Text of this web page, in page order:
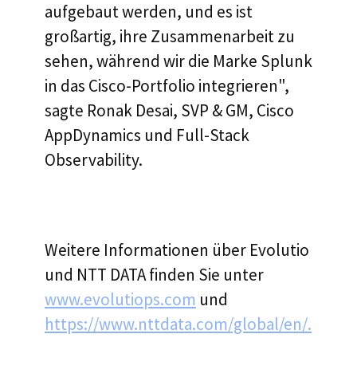
aufgebaut werden, und es ist
großartig, ihre Zusammenarbeit zu
sehen, während wir die Marke Splunk
in das Cisco-Portfolio integrieren",
sagte Ronak Desai, SVP & GM, Cisco
AppDynamics und Full-Stack
Observability.
Weitere Informationen über Evolutio
und NTT DATA finden Sie unter
www.evolutiops.com und
https://www.nttdata.com/global/en/.